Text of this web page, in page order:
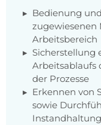
Bedienung
zugewiesenen
Arbeitsbereich
Sicherstellung
Arbeitsablaufs
der Prozesse
Erkennen von
sowie